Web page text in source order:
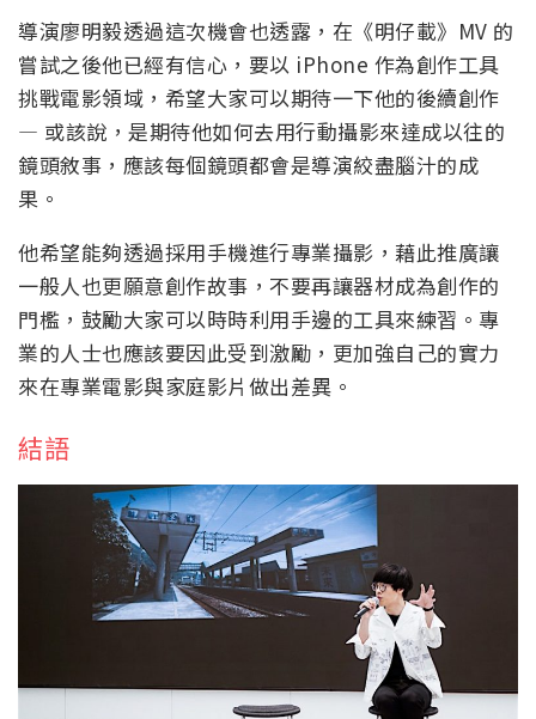
導演廖明毅透過這次機會也透露，在《明仔載》MV 的
嘗試之後他已經有信心，要以 iPhone 作為創作工具
挑戰電影領域，希望大家可以期待一下他的後續創作
— 或該說，是期待他如何去用行動攝影來達成以往的
鏡頭敘事，應該每個鏡頭都會是導演絞盡腦汁的成
果。
他希望能夠透過採用手機進行專業攝影，藉此推廣讓
一般人也更願意創作故事，不要再讓器材成為創作的
門檻，鼓勵大家可以時時利用手邊的工具來練習。專
業的人士也應該要因此受到激勵，更加強自己的實力
來在專業電影與家庭影片做出差異。
結語